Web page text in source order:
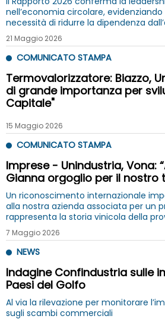
nell’economia circolare,
necessità di ridurre la dipendenza
l'importazione di materiali
21 Maggio 2026
COMUNICATO STAMPA
Termovalorizzatore: Biazzo,
di grande importanza per
Capitale"
15 Maggio 2026
COMUNICATO STAMPA
Imprese - Unindustria, Vona:
Gianna orgoglio per il nostro
Un riconoscimento internazionale
alla nostra azienda associata per un
rappresenta la storia vinicola della
7 Maggio 2026
NEWS
Indagine Confindustria sulle
Paesi del Golfo
Al via la rilevazione per monitorare
sugli scambi commerciali